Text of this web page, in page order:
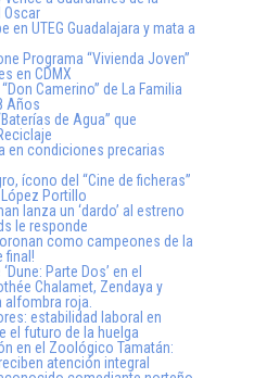
Oscar
en UTEG Guadalajara y mata a
Programa “Vivienda Joven”
en CDMX
Camerino” de La Familia
Años
de Agua” que
en condiciones precarias
ícono del “Cine de ficheras”
Portillo
lanza un ‘dardo’ al estreno
le responde
como campeones de la
final!
Parte Dos’ en el
Chalamet, Zendaya y
roja.
estabilidad laboral en
el futuro de la huelga
en el Zoológico Tamatán:
atención integral